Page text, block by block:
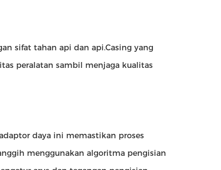
sifat tahan api dan api.Casing yang
peralatan sambil menjaga kualitas
daya ini memastikan proses
menggunakan algoritma pengisian